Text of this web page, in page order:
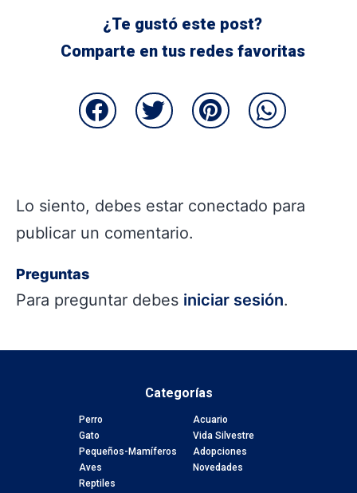
¿Te gustó este post?
Comparte en tus redes favoritas
Lo siento, debes estar conectado para
publicar un comentario.
Preguntas
Para preguntar debes iniciar sesión.
Categorías
Perro
Gato
Pequeños-Mamíferos
Aves
Reptiles
Acuario
Vida Silvestre
Adopciones
Novedades